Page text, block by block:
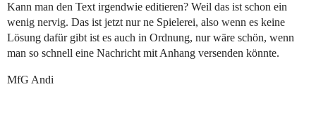
Kann man den Text irgendwie editieren? Weil das ist schon ein
wenig nervig. Das ist jetzt nur ne Spielerei, also wenn es keine
Lösung dafür gibt ist es auch in Ordnung, nur wäre schön, wenn
man so schnell eine Nachricht mit Anhang versenden könnte.
MfG Andi